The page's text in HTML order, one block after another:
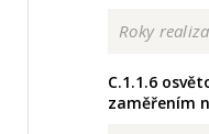
Roky
C.1.1.6
zaměřením